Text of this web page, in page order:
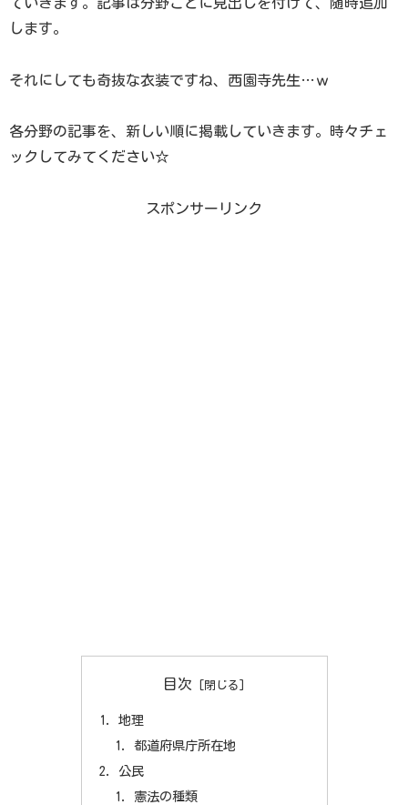
します。
それにしても奇抜な衣装ですね、西園寺先生…ｗ
各分野の記事を、新しい順に掲載していきます。時々チェ
ックしてみてください☆
スポンサーリンク
目次
地理
都道府県庁所在地
公民
憲法の種類